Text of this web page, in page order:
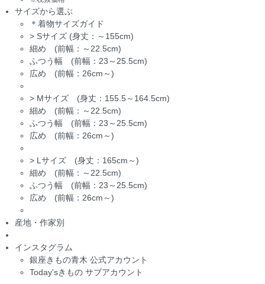
サイズから選ぶ
＊着物サイズガイド
> Sサイズ (身丈：～155cm)
細め (前幅：～22.5cm)
ふつう幅 (前幅：23～25.5cm)
広め (前幅：26cm～)
> Mサイズ (身丈：155.5～164.5cm)
細め (前幅：～22.5cm)
ふつう幅 (前幅：23～25.5cm)
広め (前幅：26cm～)
> Lサイズ (身丈：165cm～)
細め (前幅：～22.5cm)
ふつう幅 (前幅：23～25.5cm)
広め (前幅：26cm～)
産地・作家別
インスタグラム
銀座きもの青木 公式アカウント
Today'sきもの サブアカウント